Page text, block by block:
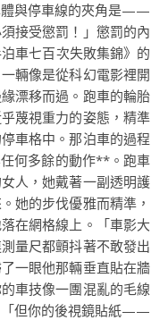
體與停車線的夾角是——
接受懲罰！」懲罰的內
車七百次失敗集錦》的
輛像是從科幻電影裡開
漂移而過。跑車的輪胎
蔑視重力的姿態，精準
車格中。那泊車的過程
何多餘的動作**。跑車
人，她戴著一副透明護
她的步伐優雅而精準，
在網格線上。「車影大
量尺都顫抖著不敢發出
一眼他那輛垂直貼在牆
車技像一團混亂的毛線
「但你的後視鏡貼紙——